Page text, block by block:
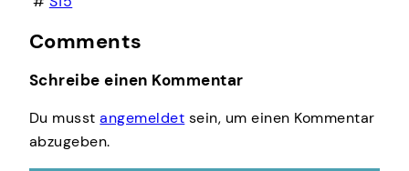
Comments
Schreibe einen Kommentar
Du musstangemeldet sein, um einen Kommentar
abzugeben.